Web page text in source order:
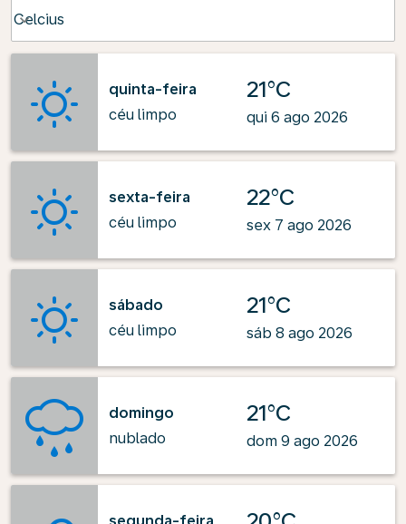
Celcius
keyboard_arrow_down
quinta-feira
céu limpo
21°C
qui 6 ago 2026
sexta-feira
céu limpo
22°C
sex 7 ago 2026
sábado
céu limpo
21°C
sáb 8 ago 2026
domingo
nublado
21°C
dom 9 ago 2026
segunda-feira